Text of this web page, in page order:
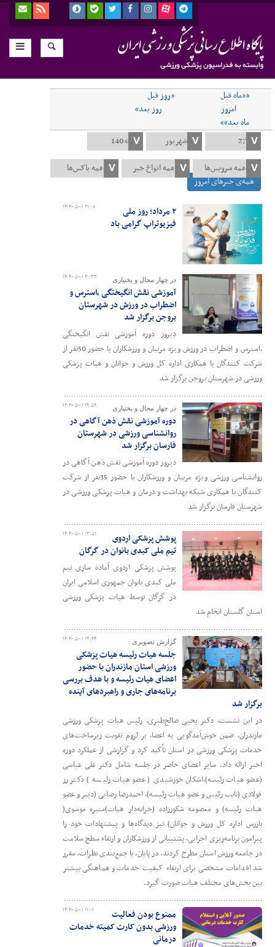
««ماه قبل
«روز قبل
امروز
روز بعد»
ماه بعد»»
همه‌ی خبرهای امروز
۱۴۰۴-۰۵-۰۱ ۲۱:۰۸
۲ مرداد؛ روز ملی
فیزیوتراپ گرامی باد
۱۴۰۴-۰۵-۰۱ ۲۰:۳۳ در چهار محال و بختیاری
آموزشی نقش انگیختگی ،استرس و
اضطراب در ورزش در شهرستان
بروجن برگزار شد
دیروز دوره آموزشی نقش انگیختگی
،استرس و اضطراب در ورزش ویژه مربیان و ورزشکاران با حضور 50نفر از
شرکت کنندگان با همکاری اداره کل ورزش و جوانان و هیات پزشکی
ورزشی در شهرستان بروجن برگزار شد
۱۴۰۴-۰۵-۰۱ ۱۹:۵۶ در چهار محال و بختیاری
دوره آموزشی نقش ذهن آگاهی در
روانشناسی ورزشی در شهرستان
فارسان برگزار شد
دیروز دوره آموزشی نقش ذهن آگاهی در
روانشناسی ورزشی ویژه مربیان و ورزشکاران با حضور 35نفر از شرکت
کنندگان با همکاری شبکه بهداشت و درمان و هیات پزشکی ورزشی در
شهرستان فارسان برگزار شد
۱۴۰۴-۰۵-۰۱ ۱۳:۵۱
پوشش پزشکی اردوی
تیم ملی کبدی بانوان در گرگان
پوشش پزشکی اردوی آماده سازی تیم
ملی کبدی بانوان جمهوری اسلامی ایران
در گرگان توسط هیات پزشکی ورزشی
استان گلستان انجام شد
۱۴۰۴-۰۵-۰۱ ۱۳:۴۴ گزارش تصویری :
جلسه هیات رئیسه هیات پزشکی
ورزشی استان مازندران با حضور
اعضای هیات رئیسه و با هدف بررسی
برنامه‌های جاری و راهبردهای آینده
برگزار شد
در این نشست، دکتر یحیی صالح‌طبری، رئیس هیات پزشکی ورزشی
مازندران، ضمن خوش‌آمدگویی به اعضا، بر لزوم تقویت زیرساخت‌های
خدمات پزشکی ورزشی در استان تأکید کرد و گزارشی از عملکرد دوره
اخیر ارائه داد. سایر اعضای حاضر در جلسه شامل دکتر علی عباسی
(عضو هیات رئیسه)،اشکان خورشیدی ( عضو هیات رئیسه ) دکتر رز
فولادی (نایب رئیس و عضو هیات رئیسه)، احمدرضا رضایی (دبیر و عضو
هیات رئیسه) و معصومه شکورزاده (خزانه‌دار هیات)منیره موسوی(
بازرس اداره کل وررش و جوانان) نیز دیدگاه‌ها و پیشنهادات خود را
پیرامون برنامه‌ریزی اجرایی، پشتیبانی از ورزشکاران و ارتقاء سطح سلامت
در جامعه ورزش استان مطرح کردند. در پایان، با جمع‌بندی نظرات، مقرر
شد اقدامات مشخصی برای ارتقاء کیفیت خدمات و هماهنگی بیشتر
بین بخش‌های مختلف هیات صورت گیرد.
۱۴۰۴-۰۵-۰۱ ۱۱:۰۱
ممنوع بودن فعالیت
ورزشی بدون کارت کمیته خدمات
درمانی